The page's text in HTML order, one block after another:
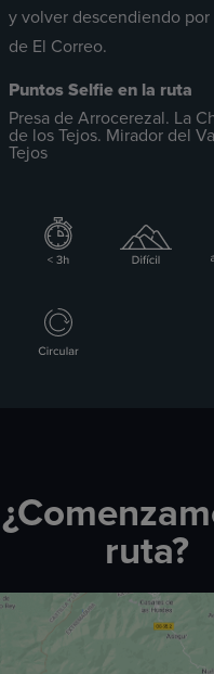
y volver descendiendo por
de El Correo.
Puntos Selfie en la ruta
Presa de Arrocerezal. La
de los Tejos. Mirador del
Tejos
ruta?